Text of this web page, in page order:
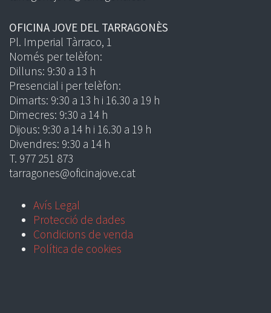
OFICINA JOVE DEL TARRAGONÈS
Pl. Imperial Tàrraco, 1
Només per telèfon:
Dilluns: 9:30 a 13 h
Presencial i per telèfon:
Dimarts: 9:30 a 13 h i 16.30 a 19 h
Dimecres: 9:30 a 14 h
Dijous: 9:30 a 14 h i 16.30 a 19 h
Divendres: 9:30 a 14 h
T. 977 251 873
tarragones@oficinajove.cat
Avís Legal
Protecció de dades
Condicions de venda
Política de cookies